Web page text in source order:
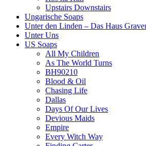
Upstairs Downstairs
Ungarische Soaps
Unter den Linden – Das Haus
Unter Uns
US Soaps
All My Children
As The World Turns
BH90210
Blood & Oil
Chasing Life
Dallas
Days Of Our Lives
Devious Maids
Empire
Every Witch Way